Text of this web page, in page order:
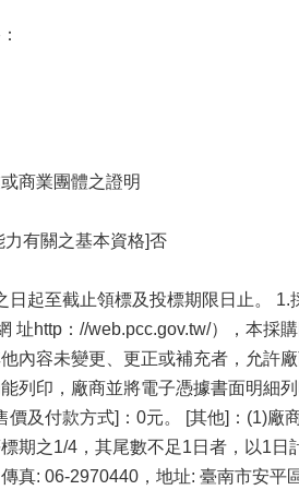
商業團體之證明
有關之基本資格]否
日起至截止領標及投標期限日止。
址http：//web.pcc.gov.tw/），本採
內容未變更、更正或補充者，允許
列印，廠商並將電子憑據書面明細
及付款方式]：0元。 [其他]：(1)
期之1/4，其尾數不足1日者，以1
真: 06-2970440，地址: 臺南市安